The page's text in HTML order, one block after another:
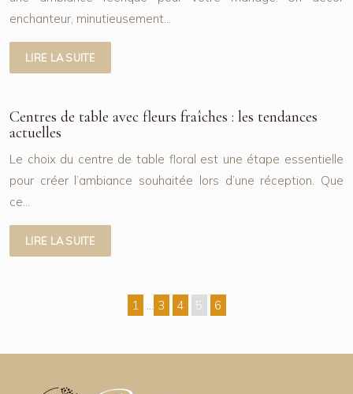
enchanteur, minutieusement…
LIRE LA SUITE
Centres de table avec fleurs fraîches : les tendances
actuelles
Le choix du centre de table floral est une étape essentielle
pour créer l’ambiance souhaitée lors d’une réception. Que
ce…
LIRE LA SUITE
1 … 3 4 5 6